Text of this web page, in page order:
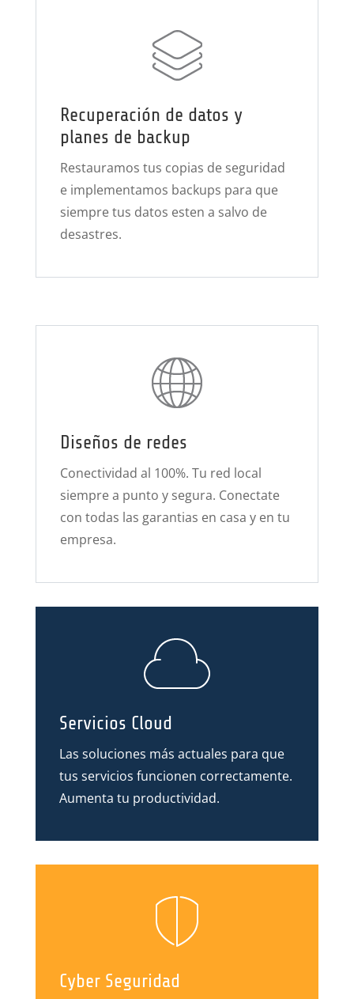
Recuperación de datos y
planes de backup
Restauramos tus copias de seguridad
e implementamos backups para que
siempre tus datos esten a salvo de
desastres.
Diseños de redes
Conectividad al 100%. Tu red local
siempre a punto y segura. Conectate
con todas las garantias en casa y en tu
empresa.
Servicios Cloud
Las soluciones más actuales para que
tus servicios funcionen correctamente.
Aumenta tu productividad.
Cyber Seguridad